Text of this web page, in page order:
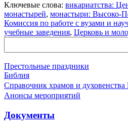
Ключевые слова: викариатства:
монастырей, монастыри: Высоко-
Комиссия по работе с вузами и
учебные заведения, Церковь и
Престольные праздники
Библия
Справочник храмов и
Анонсы мероприятий
Документы